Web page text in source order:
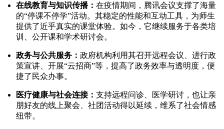
在线教育与知识传播： 在疫情期间，腾讯会议支撑了海量
的“停课不停学”活动。其稳定的性能和互动工具，为师生
提供了近乎真实的课堂体验。如今，它继续服务于各类培
训、公开课和学术研讨会。
政务与公共服务： 政府机构利用其召开远程会议、进行政
策宣讲、开展“云招商”等，提高了政务效率与透明度，便
捷了民众办事。
医疗健康与社会连接： 支持远程问诊、医学研讨，也让亲
朋好友的线上聚会、社团活动得以延续，维系了社会情感
纽带。